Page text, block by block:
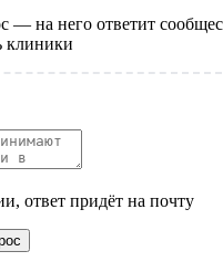
— на него ответит
клиники
ответ придёт на почту